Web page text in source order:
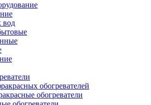
вод
обогревателей
обогреватели